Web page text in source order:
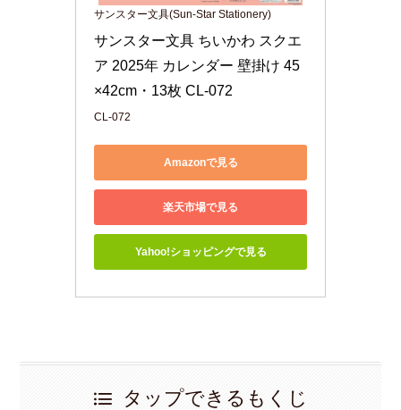
サンスター文具(Sun-Star Stationery)
サンスター文具 ちいかわ スクエ
ア 2025年 カレンダー 壁掛け 45
×42cm・13枚 CL-072
CL-072
Amazonで見る
楽天市場で見る
Yahoo!ショッピングで見る
タップできるもくじ